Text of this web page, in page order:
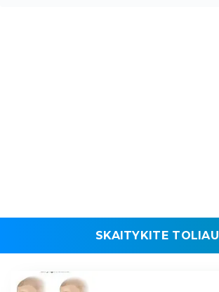
SKAITYKITE TOLIAU